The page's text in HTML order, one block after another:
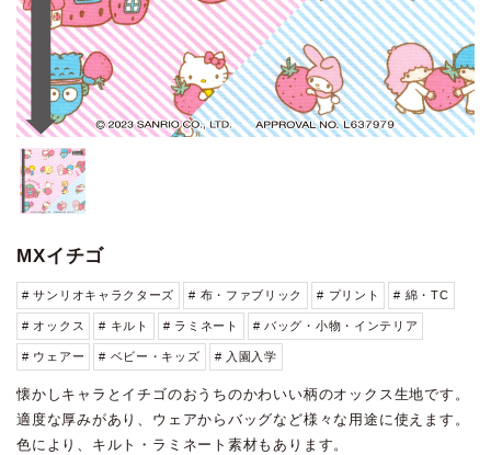
MXイチゴ
# サンリオキャラクターズ # 布・ファブリック # プリント # 綿・TC
# オックス # キルト # ラミネート # バッグ・小物・インテリア
# ウェアー # ベビー・キッズ # 入園入学
懐かしキャラとイチゴのおうちのかわいい柄のオックス生地です。
適度な厚みがあり、ウェアからバッグなど様々な用途に使えます。
色により、キルト・ラミネート素材もあります。